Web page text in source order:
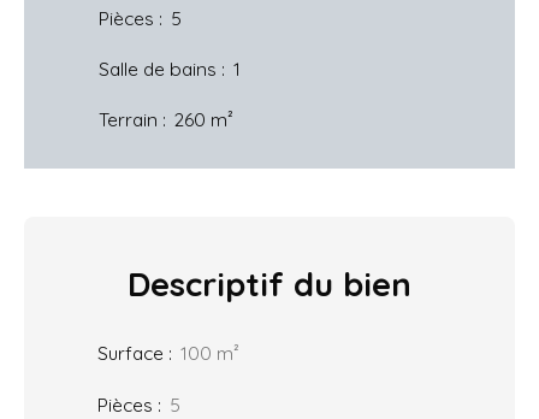
Pièces : 5
Salle de bains : 1
Terrain : 260 m²
Descriptif du bien
Surface : 100 m²
Pièces : 5